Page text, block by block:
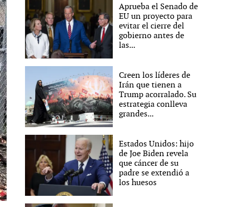
Aprueba el Senado de
EU un proyecto para
evitar el cierre del
gobierno antes de
las...
Creen los líderes de
Irán que tienen a
Trump acorralado. Su
estrategia conlleva
grandes...
Estados Unidos: hijo
de Joe Biden revela
que cáncer de su
padre se extendió a
los huesos